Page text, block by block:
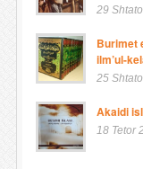
29
Burimet
ilm’ul-
25
Akaidi
18 Tetor